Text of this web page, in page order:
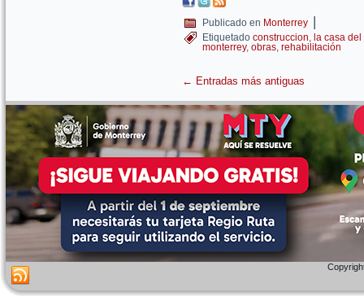
Publicado en Monterrey |
Etiquetado construccion, la casa
monterrey, obras, rehabilitación
← Entradas más antiguas